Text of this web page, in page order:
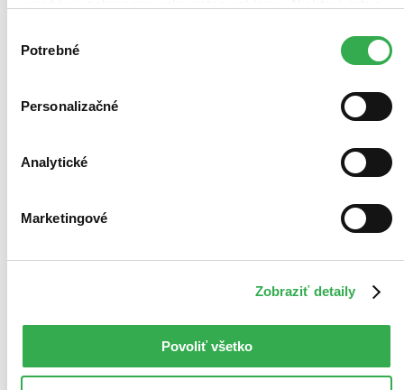
keby sme mohli používať všetky tieto cookies. Ďakujeme!
súhlasu
Potrebné
Personalizačné
Analytické
Marketingové
Zobraziť detaily
Povoliť všetko